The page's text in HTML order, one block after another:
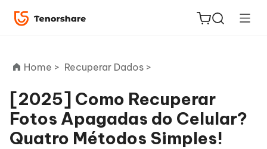
ReiBoot
for iOS
Home > Recuperar Dados >
[2025] Como Recuperar
Fotos Apagadas do Celular?
Quatro Métodos Simples!